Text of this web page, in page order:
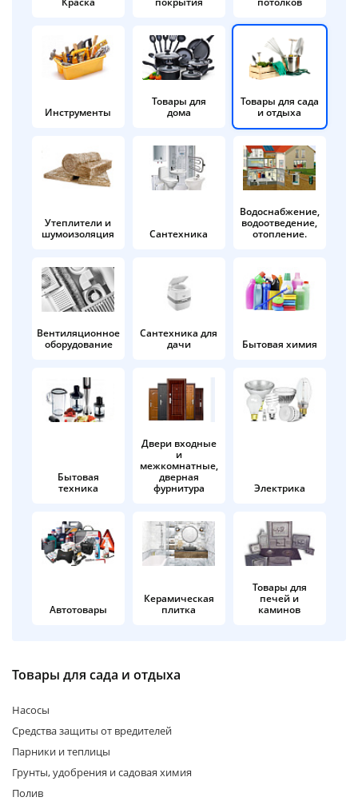
Инструменты
Товары для
дома
Товары для сада
и отдыха
Утеплители и
шумоизоляция
Сантехника
Водоснабжение,
водоотведение,
отопление.
Вентиляционное
оборудование
Сантехника для
дачи
Бытовая химия
Бытовая
техника
Двери входные
и
межкомнатные,
дверная
фурнитура
Электрика
Автотовары
Керамическая
плитка
Товары для
печей и
каминов
Товары для сада и отдыха
Насосы
Средства защиты от вредителей
Парники и теплицы
Грунты, удобрения и садовая химия
Полив
в корзину
Оплачивайте сегодня только
25% картой любого банка
Получайте товар
выбранный способом
Оставшиеся
% будут
по25%каждые 2 недели
Подробнее
об оплате Плайтом
раз в 2
недели
Остались вопросы?
8 800 302-02-51
plait.ru